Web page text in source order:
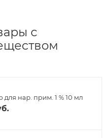
с
нар. прим. 1 % 10 мл